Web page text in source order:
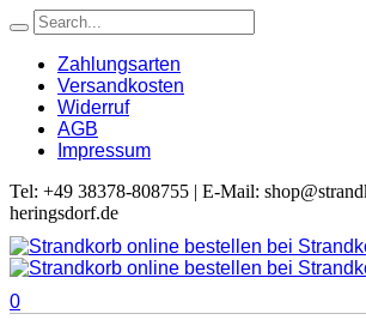
Zahlungsarten
Versandkosten
Widerruf
AGB
Impressum
Tel: +49 38378-808755 | E-Mail:
heringsdorf.de
0